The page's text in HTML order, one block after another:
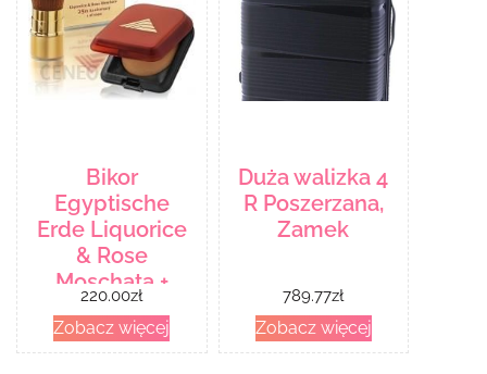
Bikor
Egyptische
Erde Liquorice
& Rose
Moschata +
Bikor Brush
Ziemia Egipska
z wyciągiem z
220.00zł
Zobacz więcej
Duża walizka 4
R Poszerzana,
Zamek
789.77zł
Zobacz więcej